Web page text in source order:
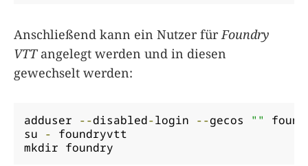
Anschließend kann ein Nutzer für Foundry
VTTangelegt werden und in diesen
gewechselt werden:
adduser --disabled-login --gecos ""
su - foundryvtt
mkdir foundry